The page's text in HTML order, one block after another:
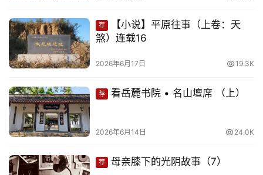
文
化
生
情
感
旅
游
荐 【小说】平原往事（上卷：天
煞）连载16
2026年6月17日 19.3K
荐 看岳麓书院 • 名山壇席 （上）
2026年6月14日 24.0K
荐 母亲膝下的光阴故事（7）